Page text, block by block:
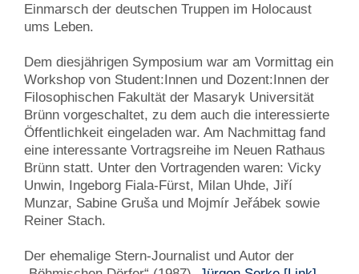
Einmarsch der deutschen Truppen im Holocaust
ums Leben.
Dem diesjährigen Symposium war am Vormittag ein
Workshop von Student:Innen und Dozent:Innen der
Filosophischen Fakultät der Masaryk Universität
Brünn vorgeschaltet, zu dem auch die interessierte
Öffentlichkeit eingeladen war. Am Nachmittag fand
eine interessante Vortragsreihe im Neuen Rathaus
Brünn statt. Unter den Vortragenden waren: Vicky
Unwin, Ingeborg Fiala-Fürst, Milan Uhde, Jiří
Munzar, Sabine Gruša und Mojmír Jeřábek sowie
Reiner Stach.
Der ehemalige Stern-Journalist und Autor der